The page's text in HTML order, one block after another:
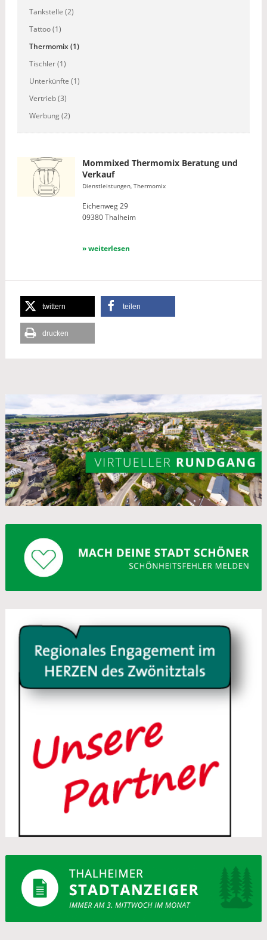
Tankstelle (2)
Tattoo (1)
Thermomix (1)
Tischler (1)
Unterkünfte (1)
Vertrieb (3)
Werbung (2)
Mommixed Thermomix Beratung und
Verkauf
Dienstleistungen, Thermomix
Eichenweg 29
09380 Thalheim
» weiterlesen
twittern teilen
drucken